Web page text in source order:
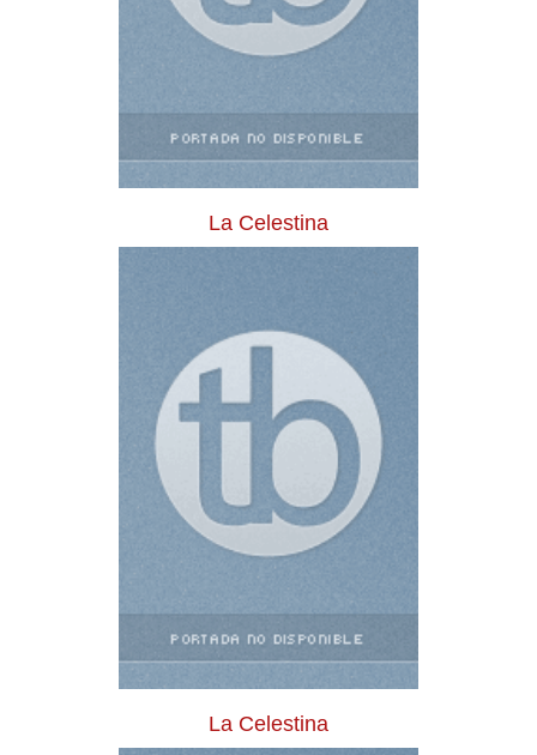
La Celestina
La Celestina